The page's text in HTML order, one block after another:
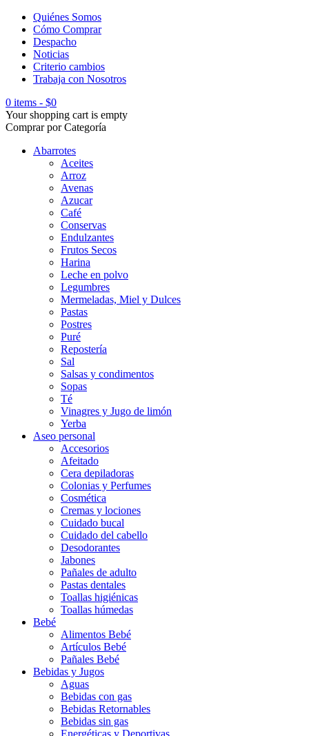
Quiénes Somos
Cómo Comprar
Despacho
Noticias
Criterio cambios
Trabaja con Nosotros
0 items - $0
Your shopping cart is empty
Comprar por Categoría
Abarrotes
Aceites
Arroz
Avenas
Azucar
Café
Conservas
Endulzantes
Frutos Secos
Harina
Leche en polvo
Legumbres
Mermeladas, Miel y Dulces
Pastas
Postres
Puré
Repostería
Sal
Salsas y condimentos
Sopas
Té
Vinagres y Jugo de limón
Yerba
Aseo personal
Accesorios
Afeitado
Cera depiladoras
Colonias y Perfumes
Cosmética
Cremas y lociones
Cuidado bucal
Cuidado del cabello
Desodorantes
Jabones
Pañales de adulto
Pastas dentales
Toallas higiénicas
Toallas húmedas
Bebé
Alimentos Bebé
Artículos Bebé
Pañales Bebé
Bebidas y Jugos
Aguas
Bebidas con gas
Bebidas Retornables
Bebidas sin gas
Energéticas y Deportivas